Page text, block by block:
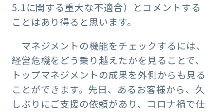
5.1に関する重大な不適合）とコメントする
ことはあり得ると思います。
マネジメントの機能をチェックするには、
経営危機をどう乗り越えたかを見ることで、
トップマネジメントの成果を外側からも見る
ことができます。先日、あるお客様から、久
しぶりにご支援の依頼があり、コロナ禍で仕